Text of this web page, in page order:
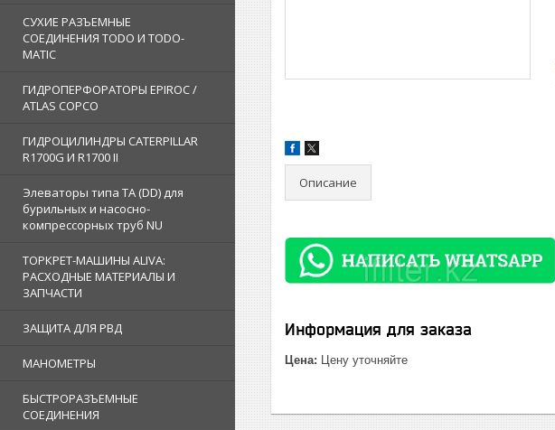
СУХИЕ РАЗЪЕМНЫЕ
СОЕДИНЕНИЯ TODO И TODO-
MATIC
ГИДРОПЕРФОРАТОРЫ EPIROC /
ATLAS COPCO
ГИДРОЦИЛИНДРЫ CATERPILLAR
R1700G И R1700 II
Элеваторы типа TA (DD) для
бурильных и насосно-
компрессорных труб NU
ТОРКРЕТ-МАШИНЫ ALIVA:
РАСХОДНЫЕ МАТЕРИАЛЫ И
ЗАПЧАСТИ
ЗАЩИТА ДЛЯ РВД
МАНОМЕТРЫ
БЫСТРОРАЗЪЕМНЫЕ
СОЕДИНЕНИЯ
Описание
Информация для заказа
Цена: Цену уточняйте